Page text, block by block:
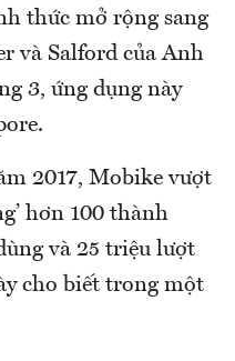
thức mở rộng sang
và Salford của Anh
3, ứng dụng này
2017, Mobike vượt
hơn 100 thành
và 25 triệu lượt
cho biết trong một